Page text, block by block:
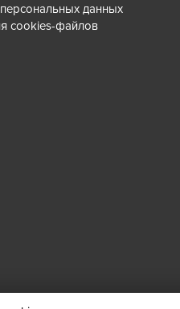
данных
cookies-файлов